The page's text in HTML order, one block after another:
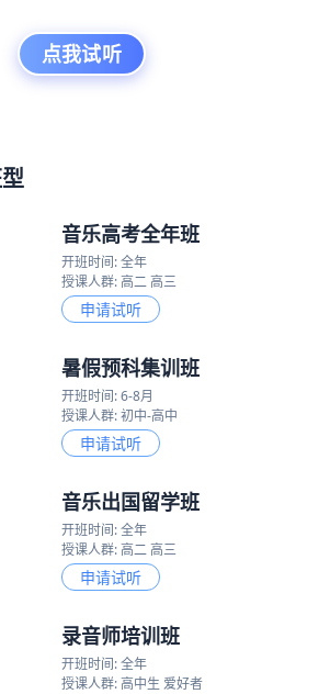
点我试听
音乐高考全年班
开班时间: 全年
授课人群: 高二 高三
申请试听
暑假预科集训班
开班时间: 6-8月
授课人群: 初中-高中
申请试听
音乐出国留学班
开班时间: 全年
授课人群: 高二 高三
申请试听
录音师培训班
开班时间: 全年
授课人群: 高中生 爱好者